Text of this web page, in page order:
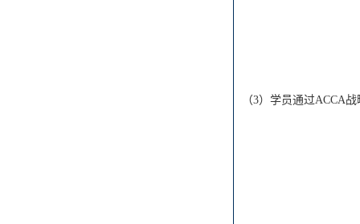
（3）学员通过ACCA